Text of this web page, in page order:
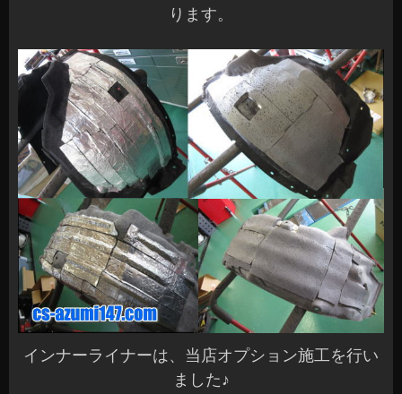
ります。
インナーライナーは、当店オプション施工を行い
ました♪